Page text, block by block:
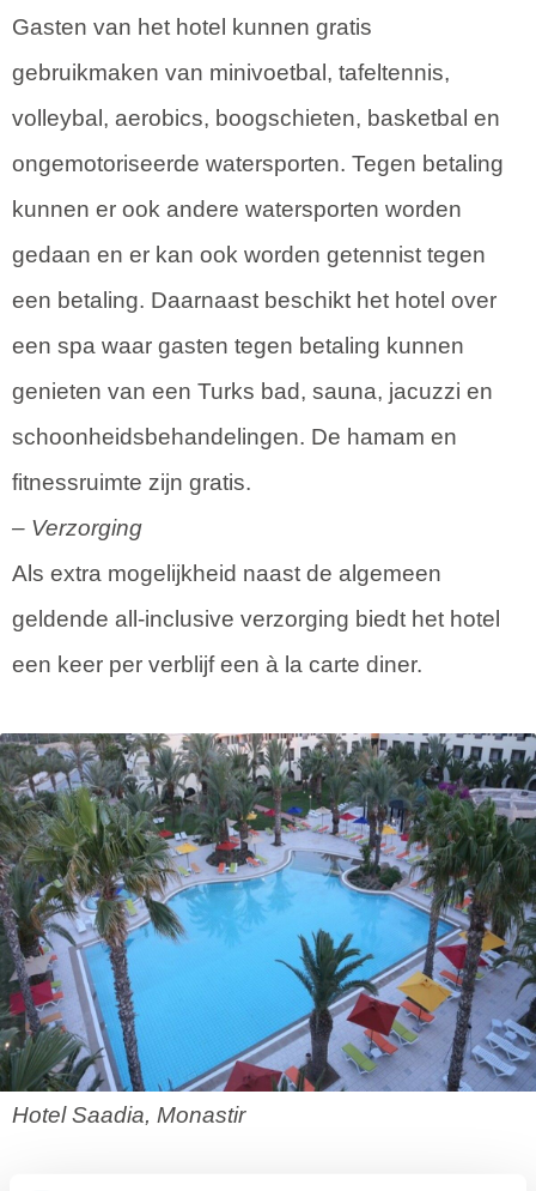
Gasten van het hotel kunnen gratis
gebruikmaken van minivoetbal, tafeltennis,
volleybal, aerobics, boogschieten, basketbal en
ongemotoriseerde watersporten. Tegen betaling
kunnen er ook andere watersporten worden
gedaan en er kan ook worden getennist tegen
een betaling. Daarnaast beschikt het hotel over
een spa waar gasten tegen betaling kunnen
genieten van een Turks bad, sauna, jacuzzi en
schoonheidsbehandelingen. De hamam en
fitnessruimte zijn gratis.
– Verzorging
Als extra mogelijkheid naast de algemeen
geldende all-inclusive verzorging biedt het hotel
een keer per verblijf een à la carte diner.
Hotel Saadia, Monastir